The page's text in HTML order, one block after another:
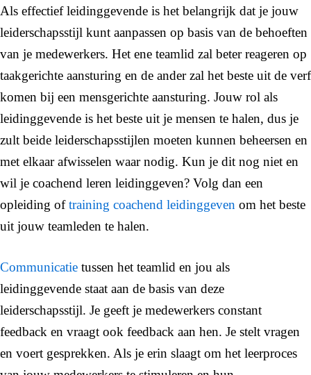
Als effectief leidinggevende is het belangrijk dat je jouw
leiderschapsstijl kunt aanpassen op basis van de behoeften
van je medewerkers. Het ene teamlid zal beter reageren op
taakgerichte aansturing en de ander zal het beste uit de verf
komen bij een mensgerichte aansturing. Jouw rol als
leidinggevende is het beste uit je mensen te halen, dus je
zult beide leiderschapsstijlen moeten kunnen beheersen en
met elkaar afwisselen waar nodig. Kun je dit nog niet en
wil je coachend leren leidinggeven? Volg dan een
opleiding oftraining coachend leidinggeven om het beste
uit jouw teamleden te halen.
Communicatie tussen het teamlid en jou als
leidinggevende staat aan de basis van deze
leiderschapsstijl. Je geeft je medewerkers constant
feedback en vraagt ook feedback aan hen. Je stelt vragen
en voert gesprekken. Als je erin slaagt om het leerproces